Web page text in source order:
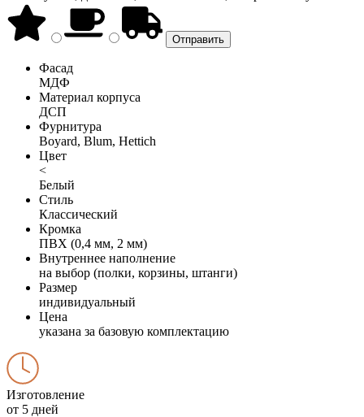
Фасад
МДФ
Материал корпуса
ДСП
Фурнитура
Boyard, Blum, Hettich
Цвет
<
Белый
Стиль
Классический
Кромка
ПВХ (0,4 мм, 2 мм)
Внутреннее наполнение
на выбор (полки, корзины, штанги)
Размер
индивидуальный
Цена
указана за базовую комплектацию
Изготовление
от 5 дней